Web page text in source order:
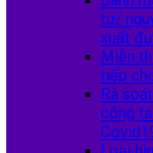
tư/
xuất
Miễn
tiếp
Rà
công